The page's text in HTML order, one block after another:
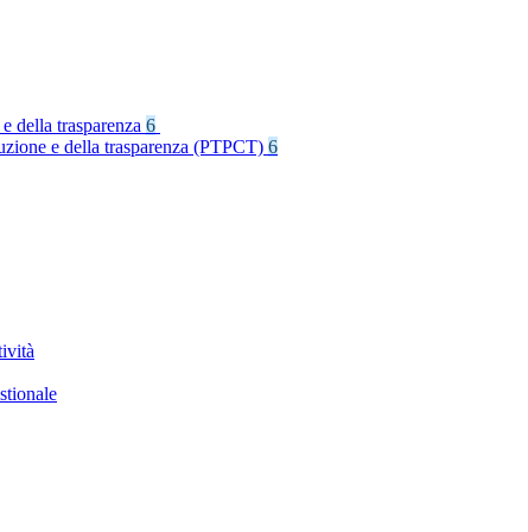
della trasparenza 6
e della trasparenza (PTPCT) 6